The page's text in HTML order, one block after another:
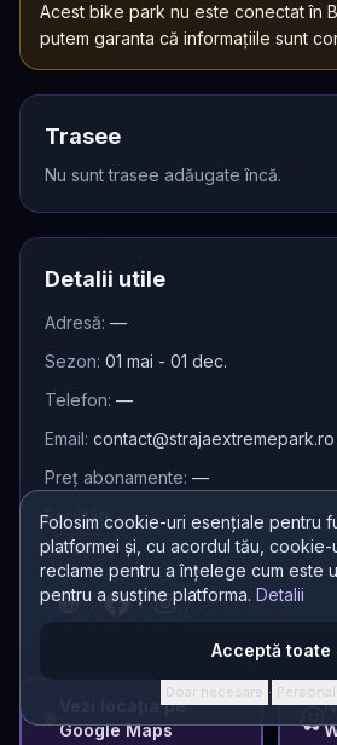
Folosim cookie-uri esențiale pentru
platformei și, cu acordul tău, cookie-
reclame pentru a înțelege cum este
pentru a susține platforma. Detalii
Acceptă toate
Doar necesare ·
Acest bike park nu este conectat în
putem garanta că informațiile sunt
Trasee
Nu sunt trasee adăugate încă.
Detalii utile
Adresă: —
Sezon: 01 mai - 01 dec.
Telefon: —
Email: contact@strajaextremepark.ro
Preț abonamente: —
Facilități:
Shuttle
Vezi locația pe
Google Maps